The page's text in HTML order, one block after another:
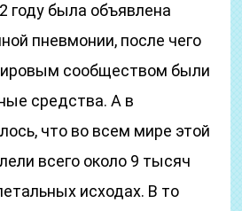
году была объявлена
пневмонии, после чего
сообществом были
средства. А в
что во всем мире этой
всего около 9 тысяч
исходах. В то